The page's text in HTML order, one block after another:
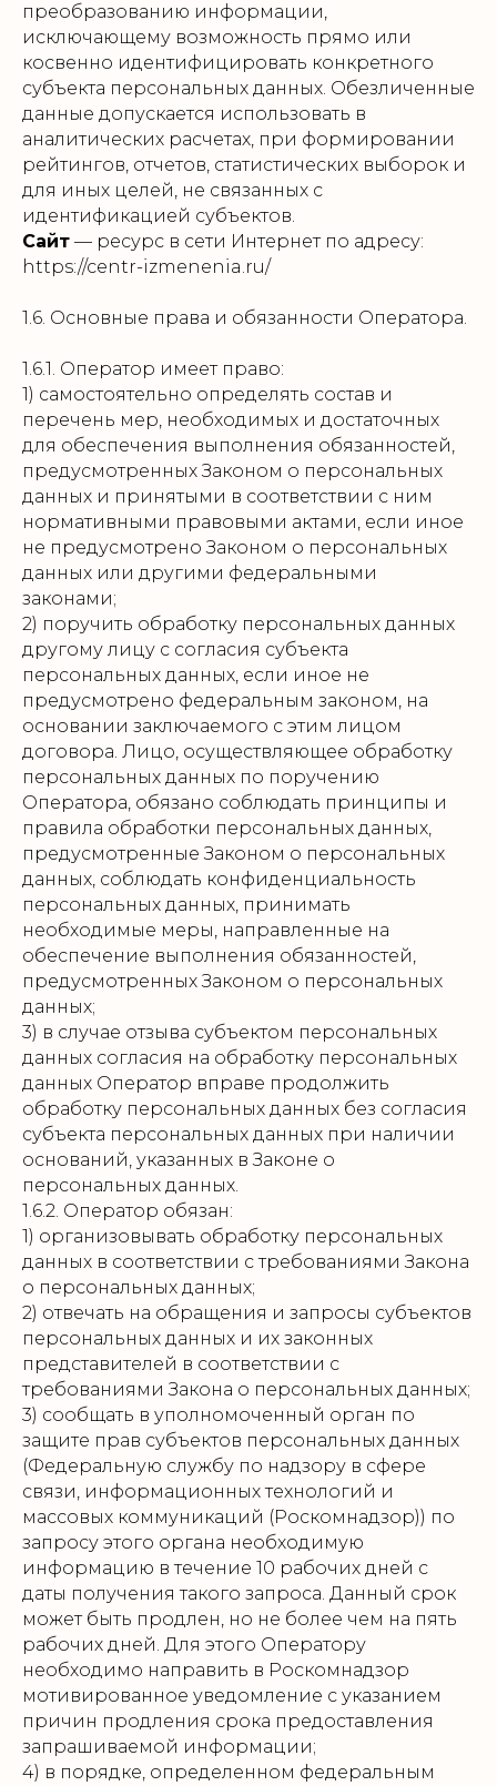
преобразованию информации,
исключающему возможность прямо или
косвенно идентифицировать конкретного
субъекта персональных данных. Обезличенные
данные допускается использовать в
аналитических расчетах, при формировании
рейтингов, отчетов, статистических выборок и
для иных целей, не связанных с
идентификацией субъектов.
Сайт — ресурс в сети Интернет по адресу:
https://centr-izmenenia.ru/
1.6. Основные права и обязанности Оператора.
1.6.1. Оператор имеет право:
1) самостоятельно определять состав и
перечень мер, необходимых и достаточных
для обеспечения выполнения обязанностей,
предусмотренных Законом о персональных
данных и принятыми в соответствии с ним
нормативными правовыми актами, если иное
не предусмотрено Законом о персональных
данных или другими федеральными
законами;
2) поручить обработку персональных данных
другому лицу с согласия субъекта
персональных данных, если иное не
предусмотрено федеральным законом, на
основании заключаемого с этим лицом
договора. Лицо, осуществляющее обработку
персональных данных по поручению
Оператора, обязано соблюдать принципы и
правила обработки персональных данных,
предусмотренные Законом о персональных
данных, соблюдать конфиденциальность
персональных данных, принимать
необходимые меры, направленные на
обеспечение выполнения обязанностей,
предусмотренных Законом о персональных
данных;
3) в случае отзыва субъектом персональных
данных согласия на обработку персональных
данных Оператор вправе продолжить
обработку персональных данных без согласия
субъекта персональных данных при наличии
оснований, указанных в Законе о
персональных данных.
1.6.2. Оператор обязан:
1) организовывать обработку персональных
данных в соответствии с требованиями Закона
о персональных данных;
2) отвечать на обращения и запросы субъектов
персональных данных и их законных
представителей в соответствии с
требованиями Закона о персональных данных;
3) сообщать в уполномоченный орган по
защите прав субъектов персональных данных
(Федеральную службу по надзору в сфере
связи, информационных технологий и
массовых коммуникаций (Роскомнадзор)) по
запросу этого органа необходимую
информацию в течение 10 рабочих дней с
даты получения такого запроса. Данный срок
может быть продлен, но не более чем на пять
рабочих дней. Для этого Оператору
необходимо направить в Роскомнадзор
мотивированное уведомление с указанием
причин продления срока предоставления
запрашиваемой информации;
4) в порядке, определенном федеральным